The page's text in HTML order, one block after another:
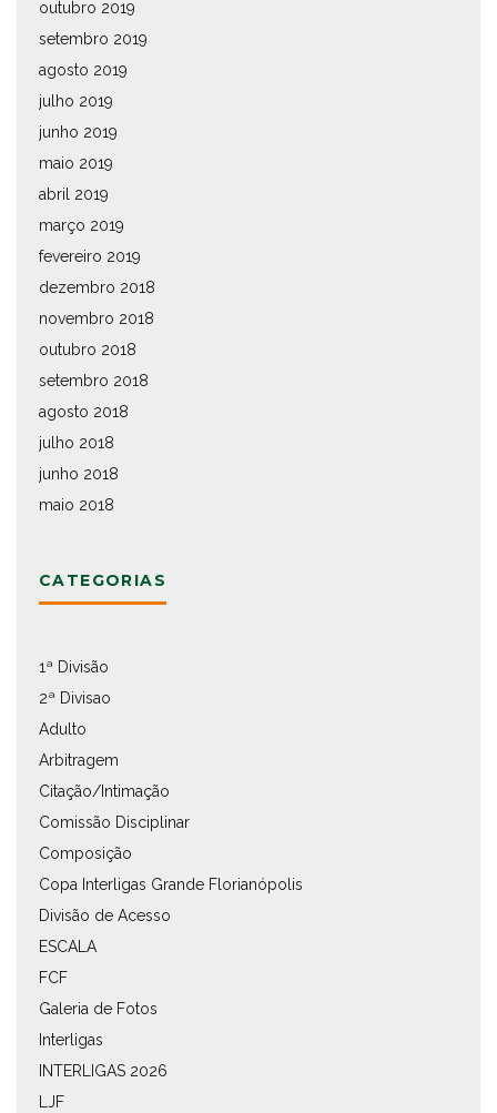
outubro 2019
setembro 2019
agosto 2019
julho 2019
junho 2019
maio 2019
abril 2019
março 2019
fevereiro 2019
dezembro 2018
novembro 2018
outubro 2018
setembro 2018
agosto 2018
julho 2018
junho 2018
maio 2018
CATEGORIAS
1ª Divisão
2ª Divisao
Adulto
Arbitragem
Citação/Intimação
Comissão Disciplinar
Composição
Copa Interligas Grande Florianópolis
Divisão de Acesso
ESCALA
FCF
Galeria de Fotos
Interligas
INTERLIGAS 2026
LJF